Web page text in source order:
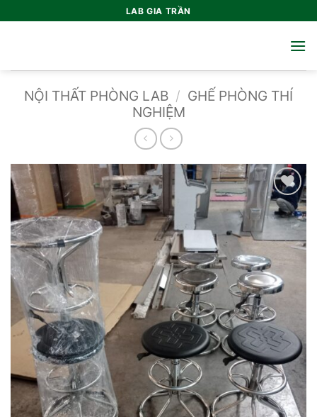
qua
LAB GIA TRẦN
NỘI THẤT PHÒNG LAB / GHẾ PHÒNG THÍ
NGHIỆM
Add to
wishlist